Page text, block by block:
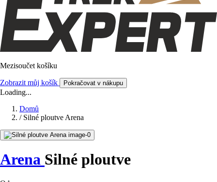
Mezisoučet košíku
Zobrazit můj košík Pokračovat v nákupu
Loading...
Domů
/ Silné ploutve Arena
Arena Silné ploutve